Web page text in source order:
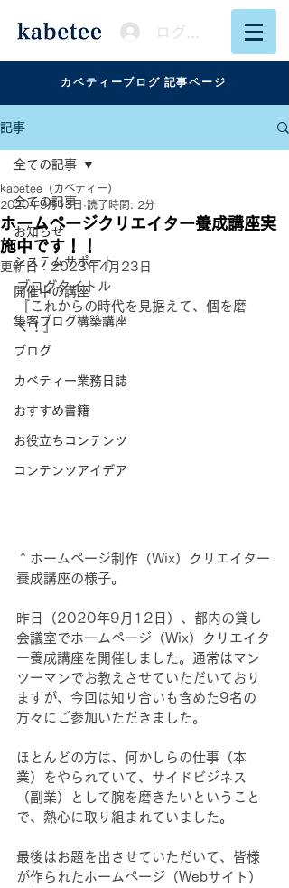
ログイン
カベティーブログ 記事ページ
記事
全ての記事
お知らせ
システムサポート
開催中の講座
集客ブログ構築講座
ブログ
カベティー業務日誌
おすすめ書籍
お役立ちコンテンツ
コンテンツアイデア
全ての記事
ホームページクリエイター養成講座実
施中です！！
kabetee（カベティー）
2020年9月13日 読了時間: 2分
更新日： 2023年4月23日
ブログタイトル
『これからの時代を見据えて、個を磨
く！』
↑ホームページ制作（Wix）クリエイター
養成講座の様子。
昨日（2020年9月12日）、都内の貸し
会議室でホームページ（Wix）クリエイタ
ー養成講座を開催しました。通常はマン
ツーマンでお教えさせていただいており
ますが、今回は知り合いも含めた9名の
方々にご参加いただきました。
ほとんどの方は、何かしらの仕事（本
業）をやられていて、サイドビジネス
（副業）として腕を磨きたいということ
で、熱心に取り組まれていました。
最後はお題を出させていただいて、皆様
が作られたホームページ（Webサイト）